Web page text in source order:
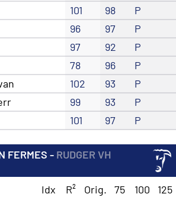
101 98
P
96 97
P
97 92
P
78 96
P
102 93
P
99 93
P
101 97 P
FERMES - RUDGER VH
Idx
R² Orig. 75 100 125